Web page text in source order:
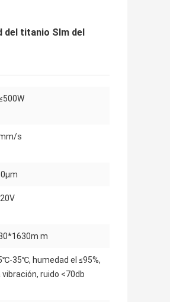
del titanio Slm del
s
m
35℃, humedad el ≤95%,
vibración, ruido <70db